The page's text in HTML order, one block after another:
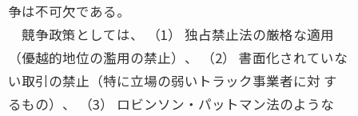
争は不可欠である。
競争政策としては、 （1） 独占禁止法の厳格な適用
（優越的地位の濫用の禁止）、 （2） 書面化されていな
い取引の禁止（特に立場の弱いトラック事業者に対 す
るもの）、 （3） ロビンソン・パットマン法のような